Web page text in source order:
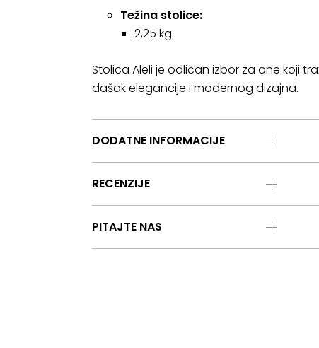
Težina stolice:
2,25 kg
Stolica Aleli je odličan izbor za one koji
dašak elegancije i modernog dizajna.
DODATNE INFORMACIJE
RECENZIJE
PITAJTE NAS